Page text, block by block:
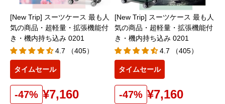
[New Trip] スーツケース 最も人
気の商品・超軽量・拡張機能付
き・機内持ち込み 0201
4.7 （405）
タイムセール
-47% ¥7,160
[New Trip] スーツケース 最も人
気の商品・超軽量・拡張機能付
き・機内持ち込み 0201
4.7 （405）
タイムセール
-47% ¥7,160